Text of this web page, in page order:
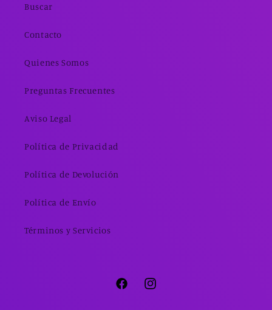
Buscar
Contacto
Quienes Somos
Preguntas Frecuentes
Aviso Legal
Política de Privacidad
Política de Devolución
Política de Envío
Términos y Servicios
FacebookInstagram